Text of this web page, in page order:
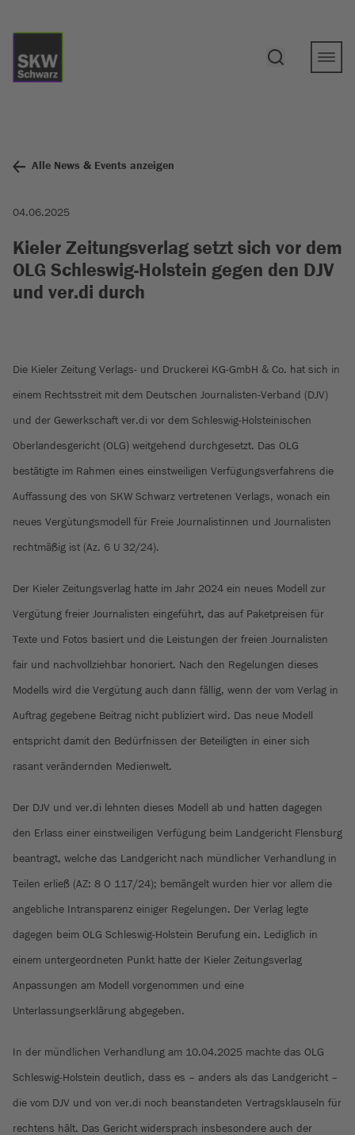
Alle News & Events anzeigen
04.06.2025
Kieler Zeitungsverlag setzt sich vor dem
OLG Schleswig-Holstein gegen den DJV
und ver.di durch
Die Kieler Zeitung Verlags- und Druckerei KG-GmbH & Co. hat sich in
einem Rechtsstreit mit dem Deutschen Journalisten-Verband (DJV)
und der Gewerkschaft ver.di vor dem Schleswig-Holsteinischen
Oberlandesgericht (OLG) weitgehend durchgesetzt. Das OLG
bestätigte im Rahmen eines einstweiligen Verfügungsverfahrens die
Auffassung des von SKW Schwarz vertretenen Verlags, wonach ein
neues Vergütungsmodell für Freie Journalistinnen und Journalisten
rechtmäßig ist (Az. 6 U 32/24).
Der Kieler Zeitungsverlag hatte im Jahr 2024 ein neues Modell zur
Vergütung freier Journalisten eingeführt, das auf Paketpreisen für
Texte und Fotos basiert und die Leistungen der freien Journalisten
fair und nachvollziehbar honoriert. Nach den Regelungen dieses
Modells wird die Vergütung auch dann fällig, wenn der vom Verlag in
Auftrag gegebene Beitrag nicht publiziert wird. Das neue Modell
entspricht damit den Bedürfnissen der Beteiligten in einer sich
rasant verändernden Medienwelt.
Der DJV und ver.di lehnten dieses Modell ab und hatten dagegen
den Erlass einer einstweiligen Verfügung beim Landgericht Flensburg
beantragt, welche das Landgericht nach mündlicher Verhandlung in
Teilen erließ (AZ: 8 O 117/24); bemängelt wurden hier vor allem die
angebliche Intransparenz einiger Regelungen. Der Verlag legte
dagegen beim OLG Schleswig-Holstein Berufung ein. Lediglich in
einem untergeordneten Punkt hatte der Kieler Zeitungsverlag
Anpassungen am Modell vorgenommen und eine
Unterlassungserklärung abgegeben.
In der mündlichen Verhandlung am 10.04.2025 machte das OLG
Schleswig-Holstein deutlich, dass es – anders als das Landgericht –
die vom DJV und von ver.di noch beanstandeten Vertragsklauseln für
rechtens hält. Das Gericht widersprach insbesondere auch der